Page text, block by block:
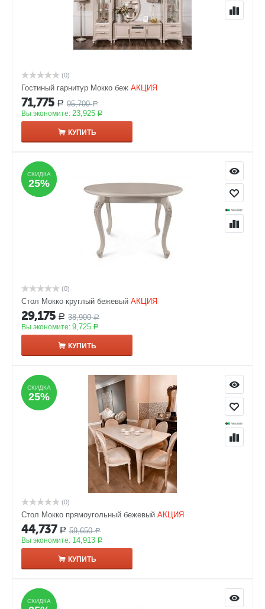
(0)
Гостиный гарнитур Мокко беж АКЦИЯ
71,775 Р 95,700 Р
Вы экономите: 23,925 Р
КУПИТЬ
СКИДКА
25%
СКИДКА
25%
(0)
Стол Мокко круглый бежевый АКЦИЯ
29,175 Р 38,900 Р
Вы экономите: 9,725 Р
КУПИТЬ
СКИДКА
25%
СКИДКА
25%
(0)
Стол Мокко прямоугольный бежевый АКЦИЯ
44,737 Р 59,650 Р
Вы экономите: 14,913 Р
КУПИТЬ
СКИДКА
СКИДКА